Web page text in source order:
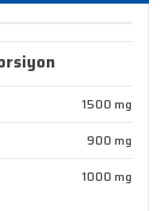
1500 mg
900 mg
1000 mg